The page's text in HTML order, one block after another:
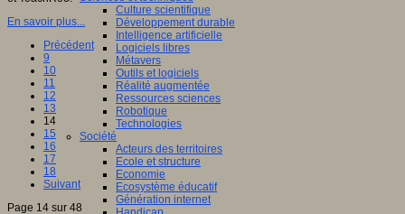
Culture scientifique
Développement durable
Intelligence artificielle
Logiciels libres
Métavers
Outils et logiciels
Réalité augmentée
Ressources sciences
Robotique
Technologies
Société
Acteurs des territoires
Ecole et structure
Economie
Ecosystème éducatif
Génération internet
En savoir plus...
Précédent
9
10
11
12
13
14
15
16
17
18
Suivant
Page 14 sur 48